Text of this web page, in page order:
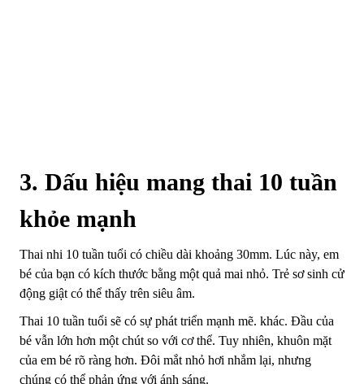
3. Dấu hiệu mang thai 10 tuần
khỏe mạnh
Thai nhi 10 tuần tuổi có chiều dài khoảng 30mm. Lúc này, em
bé của bạn có kích thước bằng một quả mai nhỏ. Trẻ sơ sinh cử
động giật có thể thấy trên siêu âm.
Thai 10 tuần tuổi sẽ có sự phát triển mạnh mẽ. khác. Đầu của
bé vẫn lớn hơn một chút so với cơ thể. Tuy nhiên, khuôn mặt
của em bé rõ ràng hơn. Đôi mắt nhỏ hơi nhắm lại, nhưng
chúng có thể phản ứng với ánh sáng.